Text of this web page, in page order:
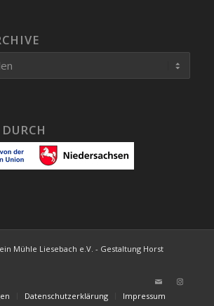
Mühle Liesebach e.V. - Gestaltung Horst
Datenschutzerklärung Impressum